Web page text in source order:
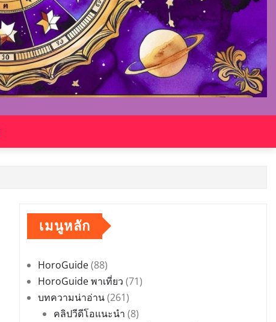
เมนูหลัก
HoroGuide(88)
HoroGuide พาเที่ยว (71)
บทความน่าอ่าน(261)
คลิปวีดีโอแนะนำ (8)